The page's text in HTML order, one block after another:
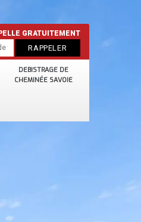
DEBISTRAGE DE
CHEMINÉE SAVOIE
GRATUITEMENT